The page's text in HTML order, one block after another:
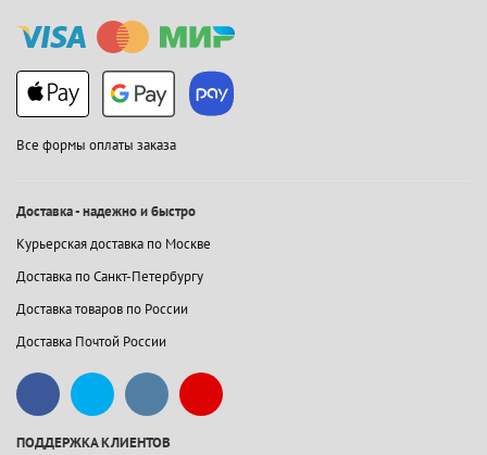
Все формы оплаты заказа
Доставка - надежно и быстро
Курьерская доставка по Москве
Доставка по Санкт-Петербургу
Доставка товаров по России
Доставка Почтой России
ПОДДЕРЖКА КЛИЕНТОВ